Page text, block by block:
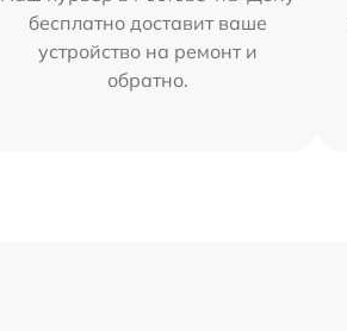
бесплатно доставит ваше
устройство на ремонт и
обратно.